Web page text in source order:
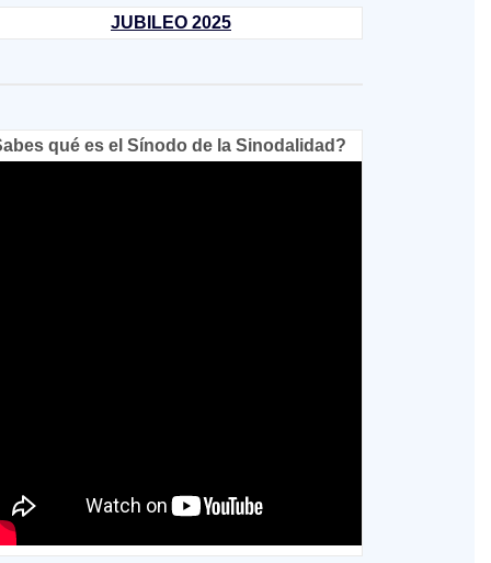
JUBILEO 2025
qué es el Sínodo de la Sinodalidad?